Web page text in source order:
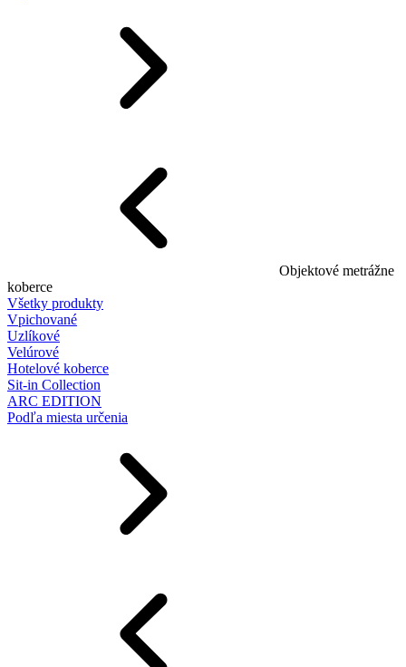
Objektové metrážne
koberce
Všetky produkty
Vpichované
Uzlíkové
Velúrové
Hotelové koberce
Sit-in Collection
ARC EDITION
Podľa miesta určenia